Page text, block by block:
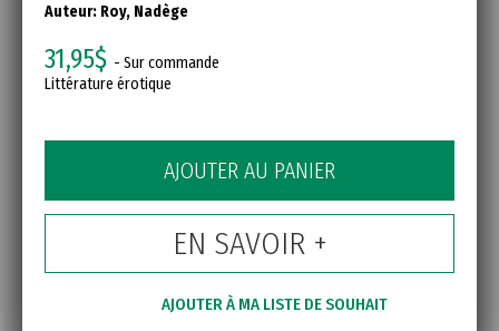
Auteur: Roy, Nadège
31,95$ - Sur commande
Littérature érotique
AJOUTER AU PANIER
EN SAVOIR +
AJOUTER À MA LISTE DE SOUHAIT